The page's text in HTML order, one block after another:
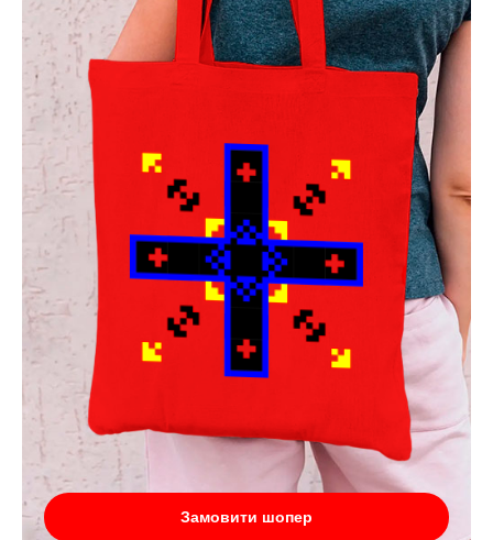
Замовити шопер